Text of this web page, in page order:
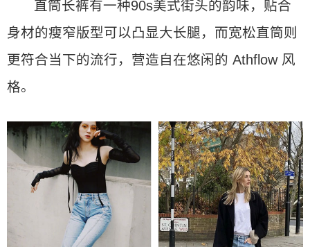
直筒长裤有一种90s美式街头的韵味，贴合
身材的瘦窄版型可以凸显大长腿，而宽松直筒则
更符合当下的流行，营造自在悠闲的 Athflow 风
格。